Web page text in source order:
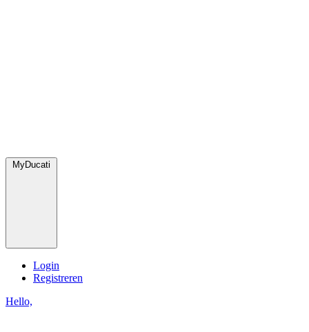
MyDucati
Login
Registreren
Hello,